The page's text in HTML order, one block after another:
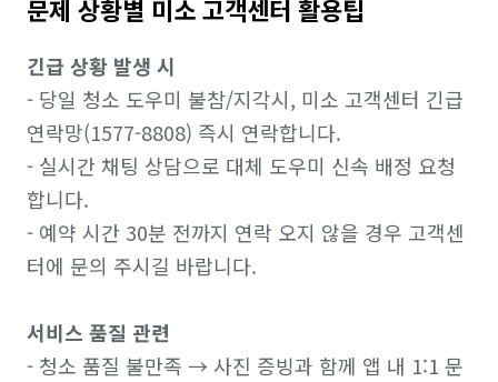
문제 상황별 미소 고객센터 활용팁
긴급 상황 발생 시
- 당일 청소 도우미 불참/지각시, 미소 고객센터 긴급
연락망(1577-8808) 즉시 연락합니다.
- 실시간 채팅 상담으로 대체 도우미 신속 배정 요청
합니다.
- 예약 시간 30분 전까지 연락 오지 않을 경우 고객센
터에 문의 주시길 바랍니다.
서비스 품질 관련
- 청소 품질 불만족 → 사진 증빙과 함께 앱 내 1:1 문